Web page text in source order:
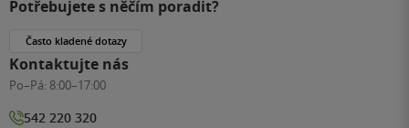
Potřebujete s něčím poradit?
Často kladené dotazy
Kontaktujte nás
Po–Pá: 8:00–17:00
542 220 320